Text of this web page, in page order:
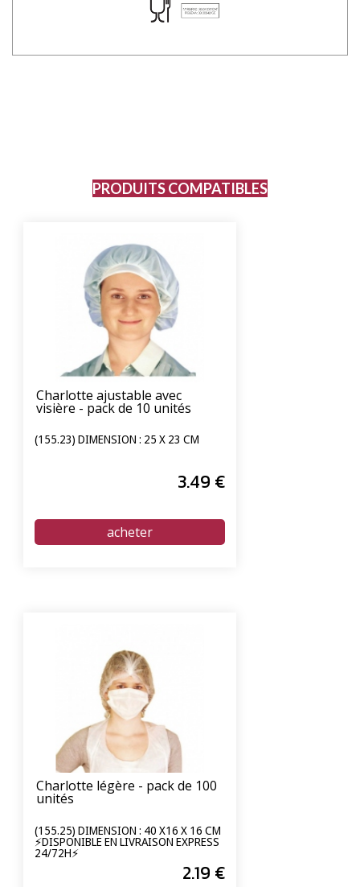
PRODUITS COMPATIBLES
Charlotte ajustable avec
visière - pack de 10 unités
(155.23) DIMENSION : 25 X 23 CM
3.49 €
Charlotte légère - pack de 100
unités
(155.25) DIMENSION : 40 X16 X 16 CM
⚡DISPONIBLE EN LIVRAISON EXPRESS
24/72H⚡
2.19 €